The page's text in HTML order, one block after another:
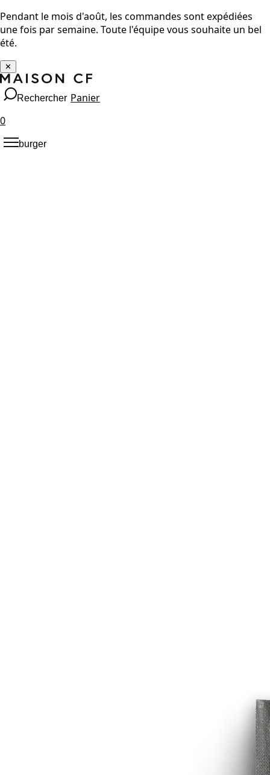
Pendant le mois d'août, les commandes sont expédiées
une fois par semaine. Toute l'équipe vous souhaite un bel
été.
✕
Rechercher Panier
0
burger